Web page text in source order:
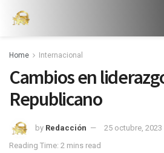
Home Internacional
Cambios en
Republicano
by Redacción
25 octubre, 2023
Reading Time: 2 mins read